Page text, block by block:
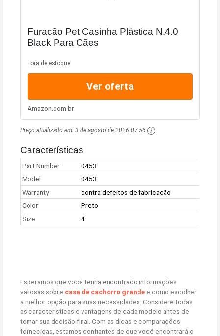
Furacão Pet Casinha Plástica N.4.0
Black Para Cães
Fora de estoque
Ver oferta
Amazon.com.br
Preço atualizado em:3 de agosto de 2026 07:56
Características
Part Number
0453
Model
0453
Warranty
contra defeitos de fabricação
Color
Preto
Size
4
Esperamos que você tenha encontrado informações
valiosas sobre casa de cachorro grandee como escolher
a melhor opção para suas necessidades. Considere todas
as características e vantagens de cada modelo antes de
tomar sua decisão final. Com as dicas e comparações
fornecidas, estamos confiantes de que você encontrará o